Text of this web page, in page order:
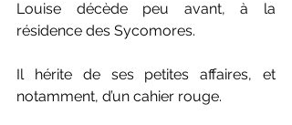
Louise décède peu avant, à la
résidence des Sycomores.
Il hérite de ses petites affaires, et
notamment, d’un cahier rouge.